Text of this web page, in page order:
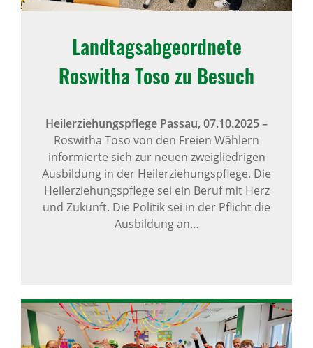
Landtagsabgeordnete
Roswitha Toso zu Besuch
Heilerziehungspflege Passau, 07.10.2025–
Roswitha Toso von den Freien Wählern
informierte sich zur neuen zweigliedrigen
Ausbildung in der Heilerziehungspflege. Die
Heilerziehungspflege sei ein Beruf mit Herz
und Zukunft. Die Politik sei in der Pflicht die
Ausbildung an…